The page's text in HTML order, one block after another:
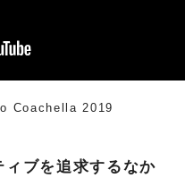
Coachella 2019
ブを追求するなか